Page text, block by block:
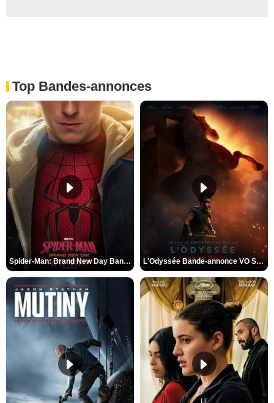
Top Bandes-annonces
Spider-Man: Brand New Day Bande-annonce VO STFR L'Odyssée Bande-annonce VO STFR